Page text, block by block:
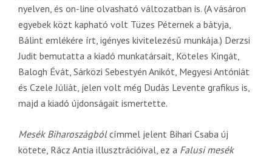
nyelven, és on-line olvasható változatban is. (A vásáron
egyebek közt kapható volt Tüzes Péternek a bátyja,
Bálint emlékére írt, igényes kivitelezésű munkája.) Derzsi
Judit bemutatta a kiadó munkatársait, Köteles Kingát,
Balogh Évát, Sárközi Sebestyén Anikót, Megyesi Antóniát
és Czele Júliát, jelen volt még Dudás Levente grafikus is,
majd a kiadó újdonságait ismertette.
Mesék Biharoszágbólcímmel jelent Bihari Csaba új
kötete, Rácz Antia illusztrációival, ez a Falusi mesék